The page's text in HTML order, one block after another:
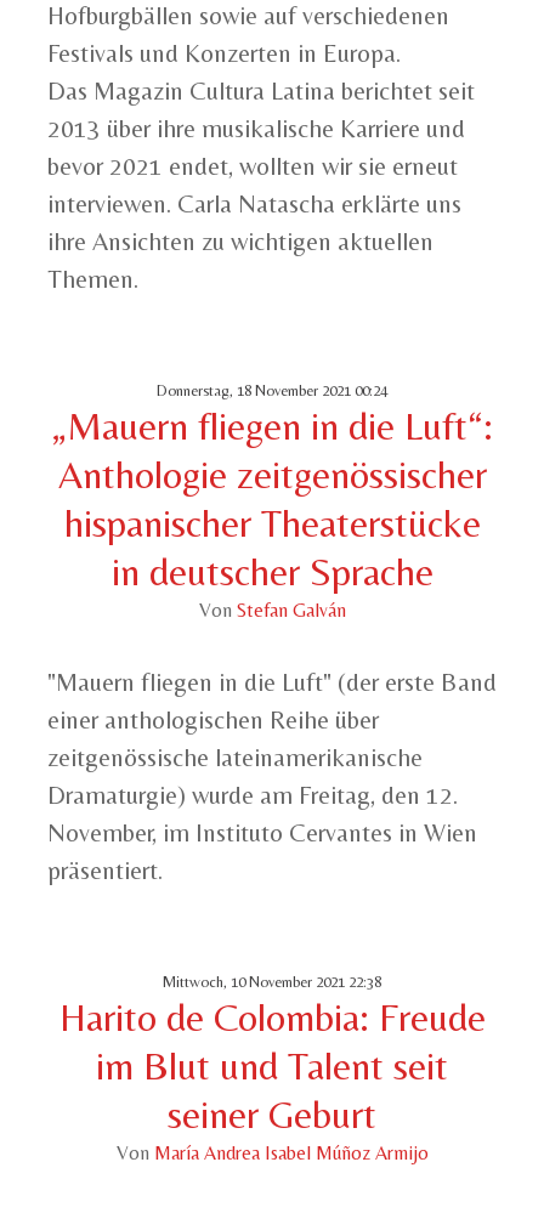
Hofburgbällen sowie auf verschiedenen
Festivals und Konzerten in Europa.
Das Magazin Cultura Latina berichtet seit
2013 über ihre musikalische Karriere und
bevor 2021 endet, wollten wir sie erneut
interviewen. Carla Natascha erklärte uns
ihre Ansichten zu wichtigen aktuellen
Themen.
Donnerstag, 18 November 2021 00:24
„Mauern fliegen in die Luft“:
Anthologie zeitgenössischer
hispanischer Theaterstücke
in deutscher Sprache
Von Stefan Galván
"Mauern fliegen in die Luft" (der erste Band
einer anthologischen Reihe über
zeitgenössische lateinamerikanische
Dramaturgie) wurde am Freitag, den 12.
November, im Instituto Cervantes in Wien
präsentiert.
Mittwoch, 10 November 2021 22:38
Harito de Colombia: Freude
im Blut und Talent seit
seiner Geburt
Von María Andrea Isabel Múñoz Armijo